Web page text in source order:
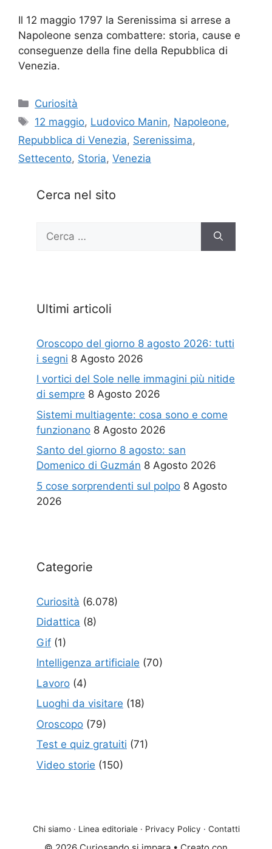
Il 12 maggio 1797 la Serenissima si arrese a
Napoleone senza combattere: storia, cause e
conseguenze della fine della Repubblica di
Venezia.
Categorie
Curiosità
Tag
12 maggio, Ludovico Manin, Napoleone,
Repubblica di Venezia, Serenissima,
Settecento, Storia, Venezia
Cerca nel sito
per:
Ultimi articoli
Oroscopo del giorno 8 agosto 2026: tutti
i segni 8 Agosto 2026
I vortici del Sole nelle immagini più nitide
di sempre 8 Agosto 2026
Sistemi multiagente: cosa sono e come
funzionano 8 Agosto 2026
Santo del giorno 8 agosto: san
Domenico di Guzmán 8 Agosto 2026
5 cose sorprendenti sul polpo 8 Agosto
2026
Categorie
Curiosità (6.078)
Didattica (8)
Gif (1)
Intelligenza artificiale (70)
Lavoro (4)
Luoghi da visitare (18)
Oroscopo (79)
Test e quiz gratuiti (71)
Video storie (150)
Chi siamo · Linea editoriale · Privacy Policy · Contatti